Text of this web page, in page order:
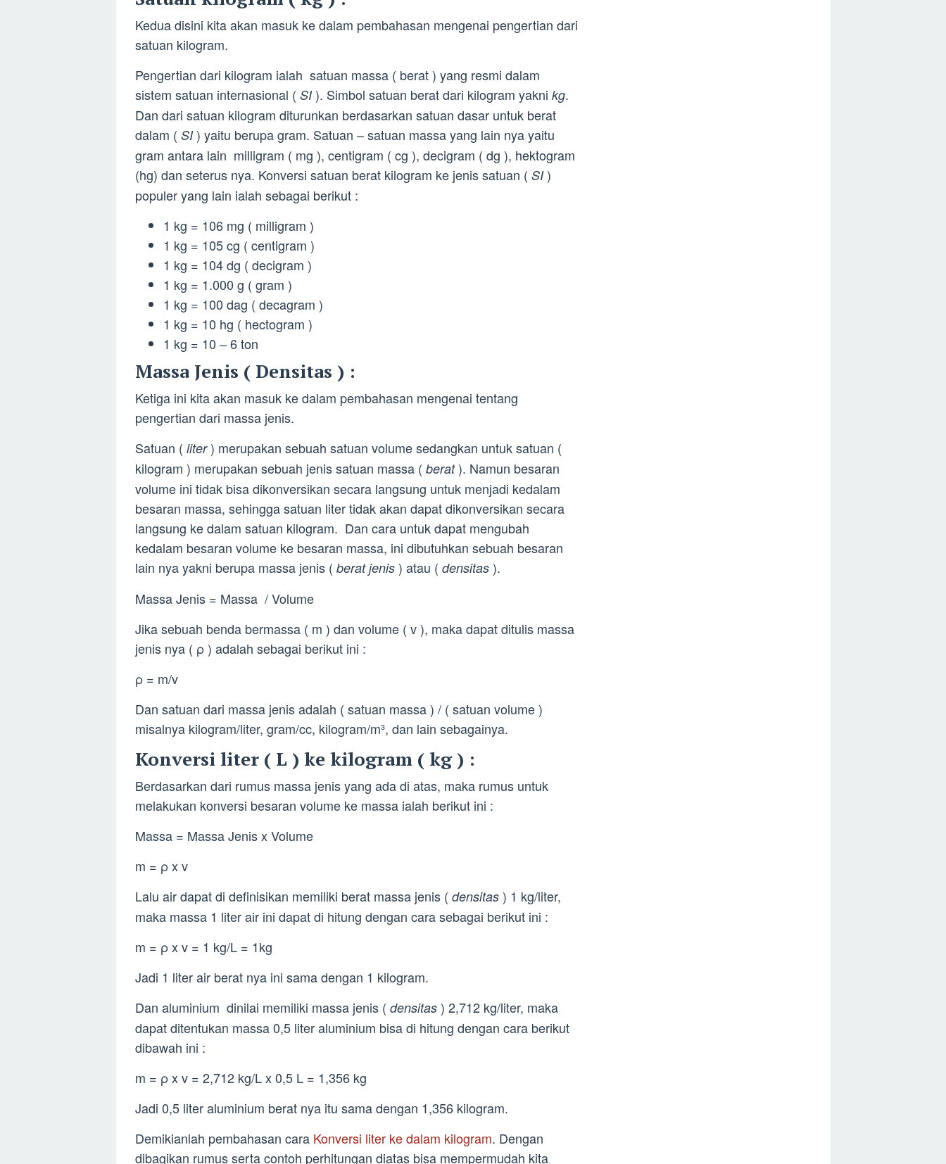
Kedua disini kita akan masuk ke dalam pembahasan mengenai pengertian dari
satuan kilogram.
Pengertian dari kilogram ialah satuan massa ( berat ) yang resmi dalam
sistem satuan internasional ( SI). Simbol satuan berat dari kilogram yakni kg.
Dan dari satuan kilogram diturunkan berdasarkan satuan dasar untuk berat
dalam ( SI) yaitu berupa gram. Satuan – satuan massa yang lain nya yaitu
gram antara lain milligram ( mg ), centigram ( cg ), decigram ( dg ), hektogram
(hg) dan seterus nya. Konversi satuan berat kilogram ke jenis satuan ( SI)
populer yang lain ialah sebagai berikut :
1 kg = 106 mg ( milligram )
1 kg = 105 cg ( centigram )
1 kg = 104 dg ( decigram )
1 kg = 1.000 g ( gram )
1 kg = 100 dag ( decagram )
1 kg = 10 hg ( hectogram )
1 kg = 10 – 6 ton
Massa Jenis ( Densitas ) :
Ketiga ini kita akan masuk ke dalam pembahasan mengenai tentang
pengertian dari massa jenis.
Satuan ( liter) merupakan sebuah satuan volume sedangkan untuk satuan (
kilogram ) merupakan sebuah jenis satuan massa ( berat). Namun besaran
volume ini tidak bisa dikonversikan secara langsung untuk menjadi kedalam
besaran massa, sehingga satuan liter tidak akan dapat dikonversikan secara
langsung ke dalam satuan kilogram. Dan cara untuk dapat mengubah
kedalam besaran volume ke besaran massa, ini dibutuhkan sebuah besaran
lain nya yakni berupa massa jenis ( berat jenis ) atau ( densitas ).
Massa Jenis = Massa / Volume
Jika sebuah benda bermassa ( m ) dan volume ( v ), maka dapat ditulis massa
jenis nya ( ρ ) adalah sebagai berikut ini :
ρ = m/v
Dan satuan dari massa jenis adalah ( satuan massa ) / ( satuan volume )
misalnya kilogram/liter, gram/cc, kilogram/m³, dan lain sebagainya.
Konversi liter ( L ) ke kilogram ( kg ) :
Berdasarkan dari rumus massa jenis yang ada di atas, maka rumus untuk
melakukan konversi besaran volume ke massa ialah berikut ini :
Massa = Massa Jenis x Volume
m = ρ x v
Lalu air dapat di definisikan memiliki berat massa jenis ( densitas ) 1 kg/liter,
maka massa 1 liter air ini dapat di hitung dengan cara sebagai berikut ini :
m = ρ x v = 1 kg/L = 1kg
Jadi 1 liter air berat nya ini sama dengan 1 kilogram.
Dan aluminium dinilai memiliki massa jenis ( densitas ) 2,712 kg/liter, maka
dapat ditentukan massa 0,5 liter aluminium bisa di hitung dengan cara berikut
dibawah ini :
m = ρ x v = 2,712 kg/L x 0,5 L = 1,356 kg
Jadi 0,5 liter aluminium berat nya itu sama dengan 1,356 kilogram.
Demikianlah pembahasan cara Konversi liter ke dalam kilogram. Dengan
dibagikan rumus serta contoh perhitungan diatas bisa mempermudah kita